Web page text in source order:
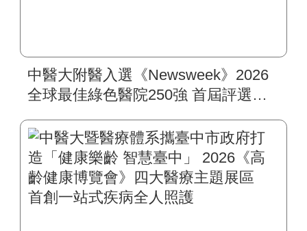
中醫大附醫入選《Newsweek》2026
全球最佳綠色醫院250強 首屆評選即
標居臺灣最佳